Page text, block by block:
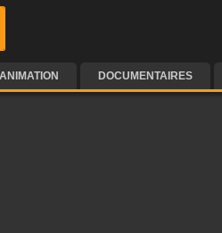
ANIMATION DOCUMENTAIRES